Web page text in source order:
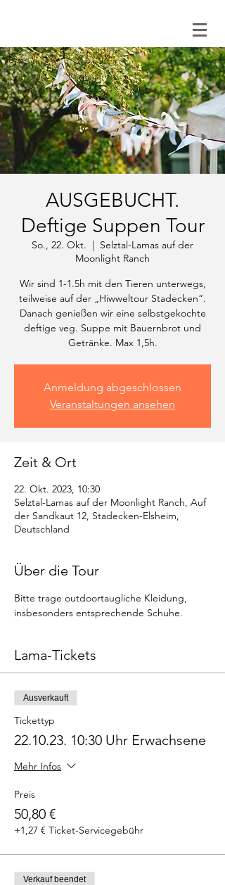
AUSGEBUCHT.
Deftige Suppen Tour
So., 22. Okt.
  |
Selztal-Lamas auf der
Moonlight Ranch
Wir sind 1-1.5h mit den Tieren unterwegs,
teilweise auf der „Hiwweltour Stadecken“.
Danach genießen wir eine selbstgekochte
deftige veg. Suppe mit Bauernbrot und
Getränke. Max 1,5h.
Anmeldung abgeschlossen
Veranstaltungen ansehen
Zeit & Ort
22. Okt. 2023, 10:30
Selztal-Lamas auf der Moonlight Ranch, Auf
der Sandkaut 12, Stadecken-Elsheim,
Deutschland
Über die Tour
Bitte trage outdoortaugliche Kleidung,
insbesonders entsprechende Schuhe.
Lama-Tickets
Ausverkauft
Tickettyp
22.10.23. 10:30 Uhr Erwachsene
Mehr Infos
Preis
50,80 €
+1,27 € Ticket-Servicegebühr
Verkauf beendet